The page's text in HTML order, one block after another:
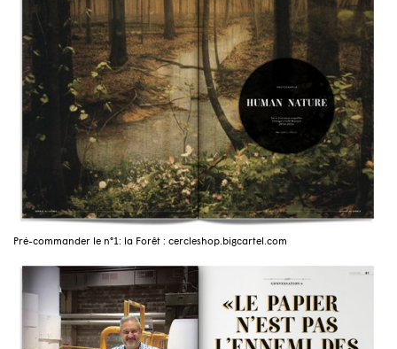
Pré-commander le n°1: la Forêt : cercleshop.bigcartel.com